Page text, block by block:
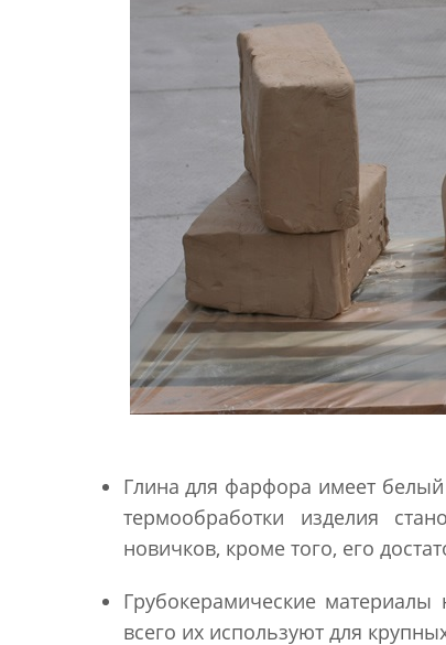
Глина для фарфора имеет
термообработки изделия
новичков, кроме того, его
Грубокерамические
всего их используют для